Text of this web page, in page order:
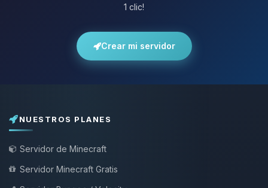
1 clic!
Crear mi servidor
NUESTROS PLANES
Servidor de Minecraft
Servidor Minecraft Gratis